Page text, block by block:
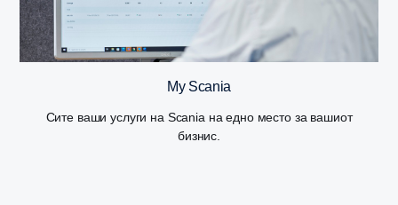
My Scania
Сите ваши услуги на Scania на едно место за вашиот
бизнис.